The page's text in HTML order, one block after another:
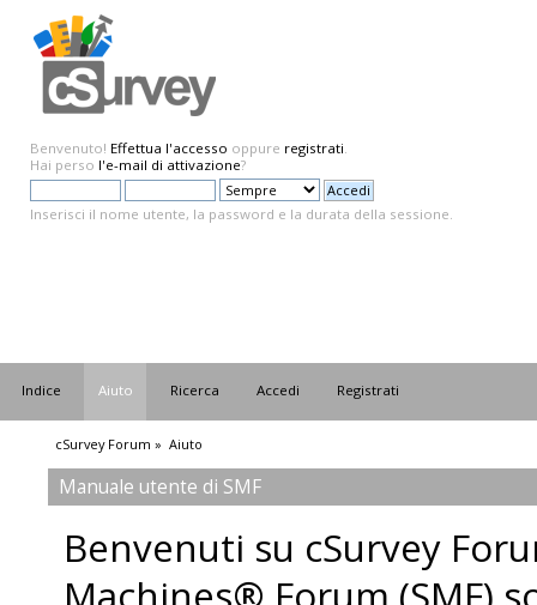
Benvenuto! Effettua l'accesso oppure registrati.
Hai perso l'e-mail di attivazione?
Inserisci il nome utente, la password e la durata della sessione.
Indice Aiuto Ricerca Accedi Registrati
cSurvey Forum » Aiuto
Manuale utente di SMF
Benvenuti su cSurvey